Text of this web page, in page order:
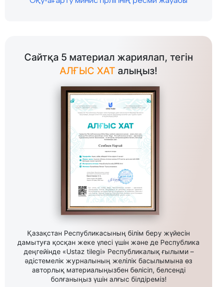
Сайтқа 5 материал жариялап, тегін
АЛҒЫС ХАТ алыңыз!
Қазақстан Республикасының білім беру жүйесін
дамытуға қосқан жеке үлесі үшін және де Республика
деңгейінде «Ustaz tilegi» Республикалық ғылыми –
әдістемелік журналының желілік басылымына өз
авторлық материалыңызбен бөлісіп, белсенді
болғаныңыз үшін алғыс білдіреміз!